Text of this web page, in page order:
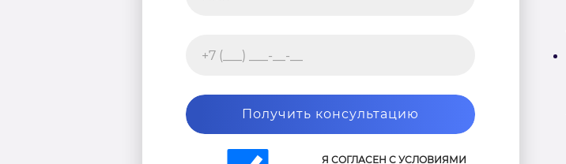
Получить консультацию
Я СОГЛАСЕН С УСЛОВИЯМИ